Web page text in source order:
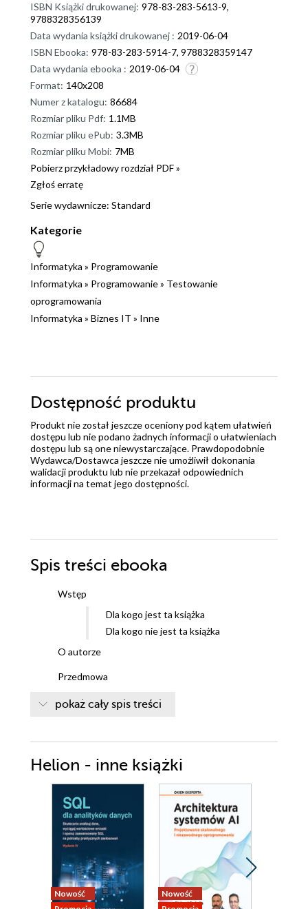
ISBN Książki drukowanej: 978-83-283-5613-9,
9788328356139
Data wydania książki drukowanej : 2019-06-04
ISBN Ebooka: 978-83-283-5914-7, 9788328359147
Data wydania ebooka : 2019-06-04
Format: 140x208
Numer z katalogu: 86684
Rozmiar pliku Pdf: 1.1MB
Rozmiar pliku ePub: 3.3MB
Rozmiar pliku Mobi: 7MB
Pobierz przykładowy rozdział PDF »
Zgłoś erratę
Serie wydawnicze: Standard
Kategorie
Informatyka » Programowanie
Informatyka » Programowanie» Testowanie
oprogramowania
Informatyka » Biznes IT » Inne
Dostępność produktu
Produkt nie został jeszcze oceniony pod kątem ułatwień
dostępu lub nie podano żadnych informacji o ułatwieniach
dostępu lub są one niewystarczające. Prawdopodobnie
Wydawca/Dostawca jeszcze nie umożliwił dokonania
walidacji produktu lub nie przekazał odpowiednich
informacji na temat jego dostępności.
Spis treści ebooka
Wstęp
Dla kogo jest ta książka
Dla kogo nie jest ta książka
O autorze
Przedmowa
Komputery i oprogramowanie
oprogramowania
Działanie oprogramowania
Projekty informatyczne
Cykl życia i role projektu
Zwinne podejście
Analiza i wymagania
Źródła i podział wymagań
pokaż cały spis treści
Helion - inne książki
Nowość
Nowość